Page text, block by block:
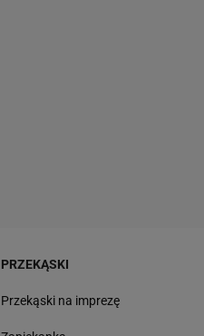
PRZEKĄSKI
Przekąski na imprezę